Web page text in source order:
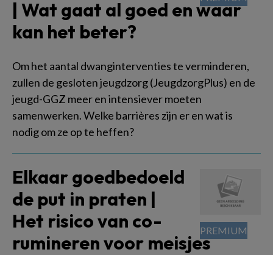
| Wat gaat al goed en waar
kan het beter?
Om het aantal dwanginterventies te verminderen,
zullen de gesloten jeugdzorg (JeugdzorgPlus) en de
jeugd-GGZ meer en intensiever moeten
samenwerken. Welke barrières zijn er en wat is
nodig om ze op te heffen?
Elkaar goedbedoeld
de put in praten |
Het risico van co-
rumineren voor meisjes